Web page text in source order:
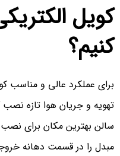
کویل
کنیم؟
برای عملکرد عالی و مناسب
تهویه و جریان هوا تازه
سالن بهترین مکان برای
مبدل را در قسمت دهانه